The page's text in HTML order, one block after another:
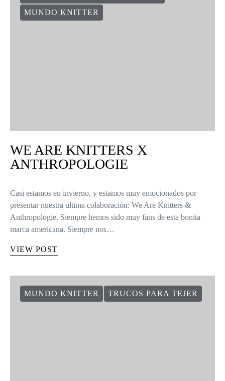
MUNDO KNITTER
WE ARE KNITTERS X
ANTHROPOLOGIE
Casi estamos en invierno, y estamos muy emocionados por
presentar nuestra ultima colaboración: We Are Knitters &
Anthropologie. Siempre hemos sido muy fans de esta bonita
marca americana. Siempre nos…
VIEW POST
MUNDO KNITTER TRUCOS PARA TEJER